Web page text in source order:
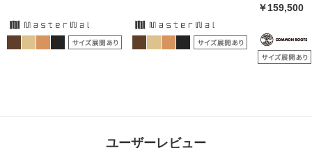
￥159,500
ユーザーレビュー